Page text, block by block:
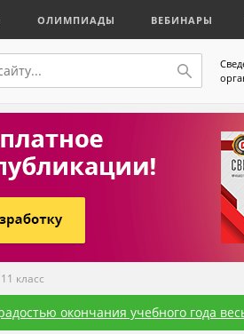
ОЛИМПИАДЫ ВЕБИНАРЫ
11 класс
окончания учебного года